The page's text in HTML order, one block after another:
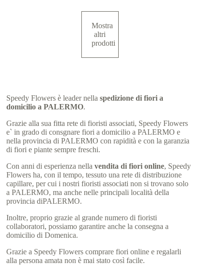
Mostra
altri
prodotti
Speedy Flowers è leader nellaspedizione di fiori a
domicilio a PALERMO.
Grazie alla sua fitta rete di fioristi associati, Speedy Flowers
e` in grado di consgnare fiori a domicilio a PALERMO e
nella provincia di PALERMO con rapidità e con la garanzia
di fiori e piante sempre freschi.
Con anni di esperienza nellavendita di fiori online, Speedy
Flowers ha, con il tempo, tessuto una rete di distribuzione
capillare, per cui i nostri fioristi associati non si trovano solo
a PALERMO, ma anche nelle principali località della
provincia diPALERMO.
Inoltre, proprio grazie al grande numero di fioristi
collaboratori, possiamo garantire anche la consegna a
domicilio di Domenica.
Grazie a Speedy Flowers comprare fiori online e regalarli
alla persona amata non è mai stato così facile.